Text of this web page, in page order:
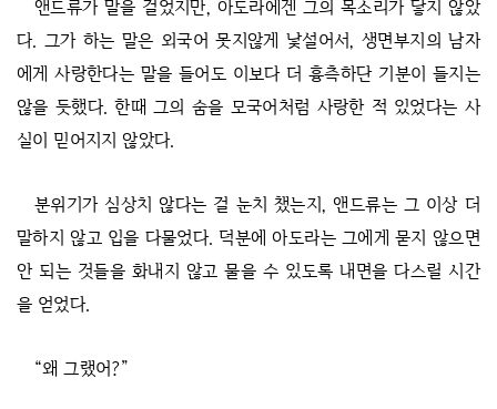
앤드류가 말을 걸었지만, 아도라에겐 그의 목소리가 닿지 않았
다. 그가 하는 말은 외국어 못지않게 낯설어서, 생면부지의 남자
에게 사랑한다는 말을 들어도 이보다 더 흉측하단 기분이 들지는
않을 듯했다. 한때 그의 숨을 모국어처럼 사랑한 적 있었다는 사
실이 믿어지지 않았다.
분위기가 심상치 않다는 걸 눈치 챘는지, 앤드류는 그 이상 더
말하지 않고 입을 다물었다. 덕분에 아도라는 그에게 묻지 않으면
안 되는 것들을 화내지 않고 물을 수 있도록 내면을 다스릴 시간
을 얻었다.
“왜 그랬어?”